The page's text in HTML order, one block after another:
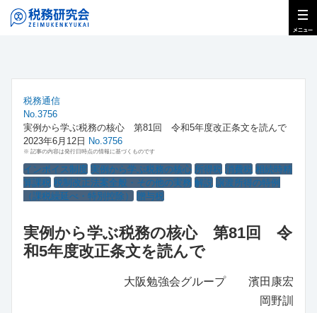
税務通信
No.3756
実例から学ぶ税務の核心 第81回 令和5年度改正条文を読んで
2023年6月12日 No.3756
※ 記事の内容は発行日時点の情報に基づくものです
インボイス制度 実例から学ぶ税務の核心 所得税 消費税 相続時精
算課税 税制改正法案全般・その他の実務 解説 譲渡所得の特例
（課税繰延べ・特別控除）
贈与税
実例から学ぶ税務の核心 第81回 令
和5年度改正条文を読んで
大阪勉強会グループ 濱田康宏
岡野訓